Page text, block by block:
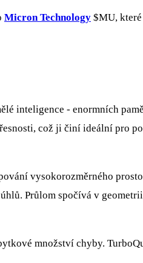
Micron Technology $MU,
inteligence - enormních
což ji činí ideální pro
vysokorozměrného
Průlom spočívá v
množství chyby.